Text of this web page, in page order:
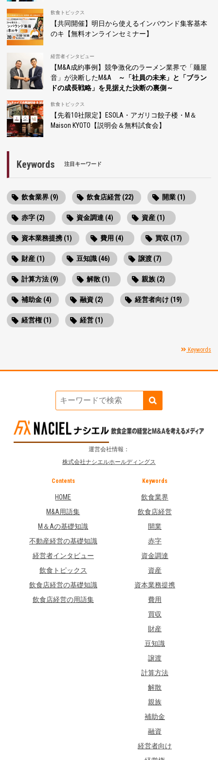
飲食トピックス
【共同開催】明日から使えるインバウンド集客基本
のキ【無料オンラインセミナー】
経営者インタビュー
【M&A成約事例】競争激化のラーメン業界で「麺屋
音」が決断したM&A
～「社員の未来」と「ブラン
ドの成長戦略」を見据えた決断の裏側～
飲食トピックス
【先着10社限定】ESOLA・アガリコ餃子楼・M＆
Maison KYOTO【説明会＆無料試食会】
Keywords 注目キーワード
飲食業界 (9) 飲食店経営 (22) 開業 (1)
赤字 (2) 資金調達 (4) 資産 (1)
資本業務提携 (1) 費用 (4) 買収 (17)
財産 (1) 豆知識 (46) 譲渡 (7)
計算方法 (9) 解散 (1) 親族 (2)
補助金 (4) 融資 (2) 経営者向け (19)
経営権 (1) 経営 (1)
Keywords
運営会社情報：
株式会社ナシエルホールディングス
Contents
HOME
M&A用語集
M＆Aの基礎知識
不動産経営の基礎知識
経営者インタビュー
飲食トピックス
飲食店経営の基礎知識
飲食店経営の用語集
Keywords
飲食業界
飲食店経営
開業
赤字
資金調達
資産
資本業務提携
費用
買収
財産
豆知識
譲渡
計算方法
解散
親族
補助金
融資
経営者向け